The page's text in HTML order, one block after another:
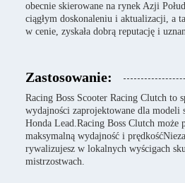
obecnie skierowane na rynek Azji
ciągłym doskonaleniu i aktualizacji, a
w cenie, zyskała dobrą reputację i
Zastosowanie:
Racing Boss Scooter Racing Clutch to
wydajności zaprojektowane dla modeli
Honda Lead.Racing Boss Clutch może
maksymalną wydajność i
rywalizujesz w lokalnych wyścigach
mistrzostwach.